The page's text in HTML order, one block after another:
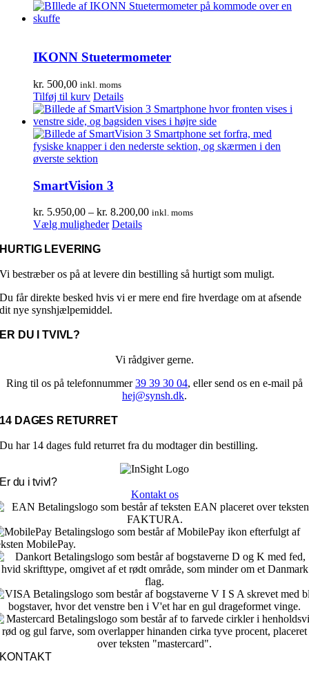
IKONN Stuetermometer
kr. 500,00 inkl. moms
Tilføj til kurv Details
SmartVision 3
kr. 5.950,00 – kr. 8.200,00Prisinterval:
inkl. moms
Vælg muligheder Dette
varianter.
kan
vælges
Details
HURTIG LEVERING
Vi bestræber os på at levere din bestilling så hurtigt som muligt.
Du får direkte besked hvis vi er mere end fire hverdage om at afsende
dit nye synshjælpemiddel.
ER DU I TVIVL?
Vi rådgiver gerne.
Ring til os på telefonnummer39 39 30 04, eller send os en e-mail på
hej@synsh.dk.
14 DAGES RETURRET
Du har 14 dages fuld returret fra du modtager din bestilling.
Er du i tvivl?
Kontakt os
KONTAKT